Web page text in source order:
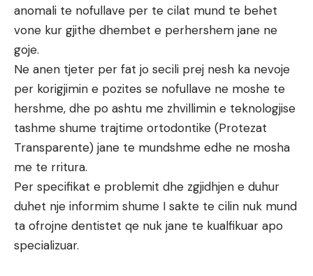
anomali te nofullave per te cilat mund te behet
vone kur gjithe dhembet e perhershem jane ne
goje.
Ne anen tjeter per fat jo secili prej nesh ka nevoje
per korigjimin e pozites se nofullave ne moshe te
hershme, dhe po ashtu me zhvillimin e teknologjise
tashme shume trajtime ortodontike (Protezat
Transparente) jane te mundshme edhe ne mosha
me te rritura.
Per specifikat e problemit dhe zgjidhjen e duhur
duhet nje informim shume I sakte te cilin nuk mund
ta ofrojne dentistet qe nuk jane te kualfikuar apo
specializuar.